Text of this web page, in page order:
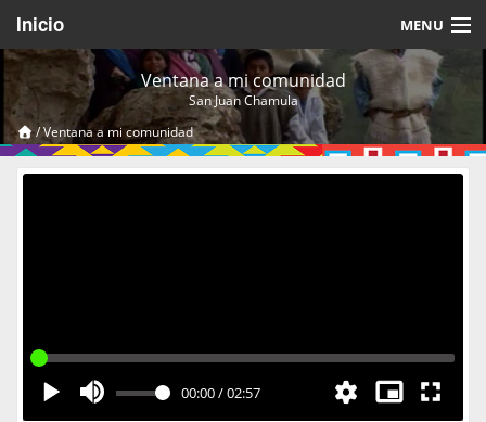
Inicio MENU
Acerca de
Videos Temáticos
Cerrar Sesión
Ventana a mi comunidad
San Juan Chamula
/Ventana a mi comunidad
00:00/02:57